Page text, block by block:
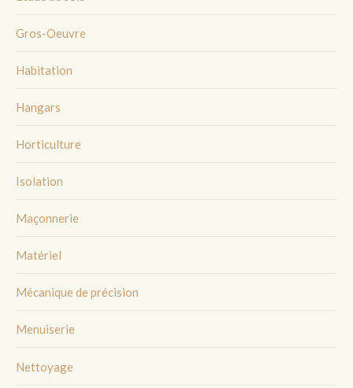
Gros-Oeuvre
Habitation
Hangars
Horticulture
Isolation
Maçonnerie
Matériel
Mécanique de précision
Menuiserie
Nettoyage